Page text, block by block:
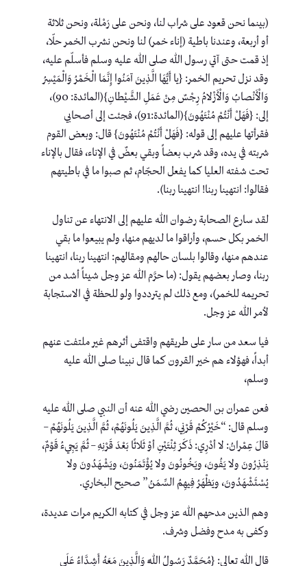
(بينما نحن قعود على شراب لنا، ونحن على رَمْلة، ونحن ثلاثة
أو أربعة، وعندنا باطية (إناء خمر) لنا ونحن نشرب الخمر حلّا،
إذ قمت حتى آتي رسول الله صلى الله عليه وسلم فأسلّم عليه،
وقد نزل تحريم الخمر: {يا أَيُّهَا الَّذِينَ آمَنُوا إِنَّمَا الْخَمْرُ وَالْمَيْسِرُ
وَالْأَنْصابُ وَالْأَزْلامُ رِجْسٌ مِنْ عَمَلِ الشَّيْطانِ}(المائدة: 90)،
إلى: {فَهَلْ أَنْتُمْ مُنْتَهُونَ}(المائدة:91)، فجئت إلى أصحابي
فقرأتها عليهم إلى قوله: {فَهَلْ أَنْتُمْ مُنْتَهُونَ} قال: وبعض القوم
شربته في يده، وقد شرب بعضاً وبقي بعضٌ في الإناء، فقال بالإناء
تحت شفته العليا كما يفعل الحجّام، ثم صبوا ما في باطيتهم
فقالوا: انتهينا ربنا! انتهينا ربنا).
لقد سارع الصحابة رضوان الله عليهم إلى الانتهاء عن تناول
الخمر بكل حسم، وأراقوا ما لديهم منها، ولم يبيعوا ما بقي
عندهم منها، وقالوا بلسان حالهم ومقالهم: انتهينا ربنا، انتهينا
ربنا، وصار بعضهم يقول: (ما حرَّم الله عز وجل شيئاً أشد من
تحريمه للخمر)، ومع ذلك لم يترددوا ولو للحظة في الاستجابة
لأمر الله عز وجل.
فيا سعد من سار على طريقهم واقتفى أثرهم غير ملتفت عنهم
أبداً، فهؤلاء هم خير القرون كما قال نبينا صلى الله عليه
وسلم،
فعن عمران بن الحصين رضي الله عنه أن النبي صلى الله عليه
وسلم قال: “خَيْرُكُمْ قَرْنِي، ثُمَّ الَّذِينَ يَلُونَهُمْ، ثُمَّ الَّذِينَ يَلُونَهُمْ –
قالَ عِمْرانُ: لا أدْرِي: ذَكَرَ ثِنْتَيْنِ أوْ ثَلاثًا بَعْدَ قَرْنِهِ – ثُمَّ يَجِيءُ قَوْمٌ،
يَنْذِرُونَ ولا يَفُونَ، ويَخُونُونَ ولا يُؤْتَمَنُونَ، ويَشْهَدُونَ ولا
يُسْتَشْهَدُونَ، ويَظْهَرُ فِيهِمُ السِّمَنُ” صحيح البخاري.
وهم الذين مدحهم الله عز وجل في كتابه الكريم مرات عديدة،
وكفى به مدح وفضل وشرف.
قال الله تعالى: {مُحَمَّدٌ رَسُولُ اللَّهِ وَالَّذِينَ مَعَهُ أَشِدَّاءُ عَلَى